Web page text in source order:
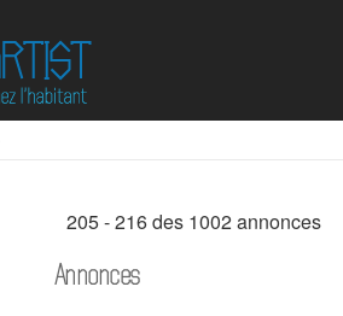
205 - 216 des 1002 annonces
Annonces